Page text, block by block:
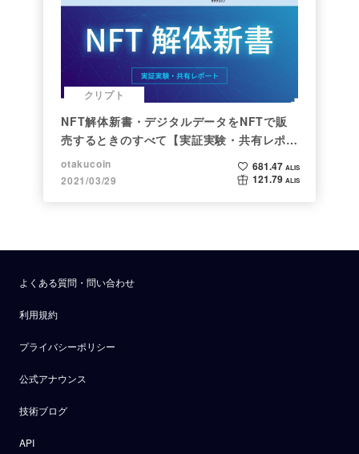
クリプト
NFT解体新書・デジタルデータをNFTで販
売するときのすべて【実証実験・共有レポー
ト】
otakucoin
2021/03/29
681.47 ALIS
121.79 ALIS
よくある質問・問い合わせ
利用規約
プライバシーポリシー
公式アナウンス
技術ブログ
API